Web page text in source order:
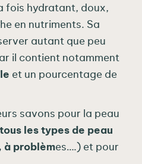
fois hydratant, doux,
en nutriments. Sa
autant que peu
il contient notamment
et un pourcentage de
savons pour la peau
tous les types de peau
à problèmes….) et pour